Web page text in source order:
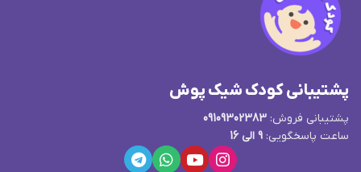
پشتیبانی کودک شیک پوش
پشتیبانی فروش: 09109302383
ساعت پاسخگویی: 9 الی 16